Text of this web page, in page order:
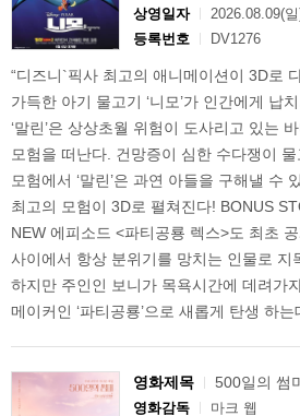
상영일자
2026.08.09(
등록번호
DV1276
“디즈니`픽사 최고의 애니메이션이 3D로
가득한 아기 물고기 ‘니모’가 인간에게 납
‘말린’은 상상초월 위험이 도사리고 있는
모험을 떠난다. 건망증이 심한 수다쟁이 물
모험에서 ‘말린’은 과연 아들을 구해낼 수
최고의 모험이 3D로 펼쳐진다! BONUS
NEW 에피소드 <파티공룡 렉스>도 최초
사이에서 항상 분위기를 망치는 인물로 지
하지만 주인인 보니가 목욕시간에 데려가
메이커인 ‘파티공룡’으로 새롭게 탄생 하는
영화제목 500일의 썸
영화감독
마크 웹